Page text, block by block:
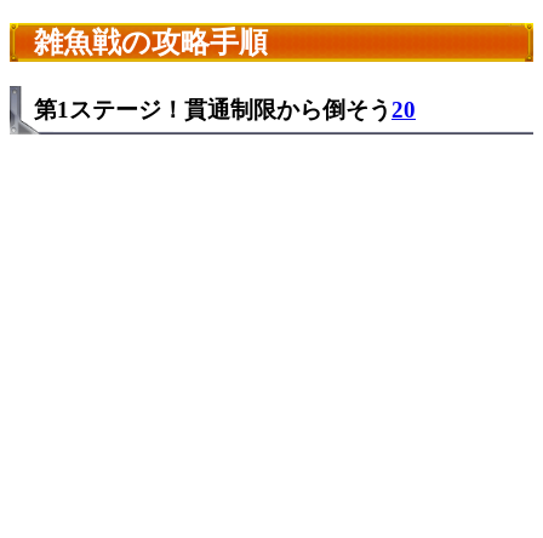
雑魚戦の攻略手順
第1ステージ！貫通制限から倒そう20